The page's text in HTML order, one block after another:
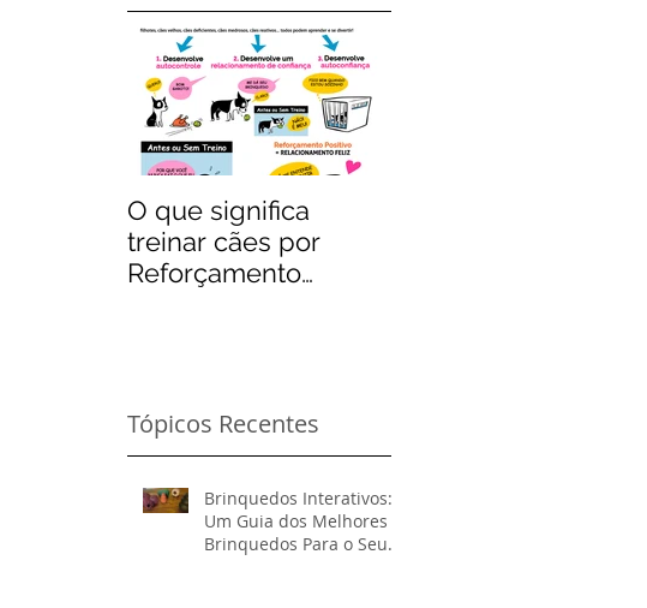
O que significa
treinar cães por
Reforçamento
Tópicos Recentes
Brinquedos Interativos:
Um Guia dos Melhores
Brinquedos Para o Seu